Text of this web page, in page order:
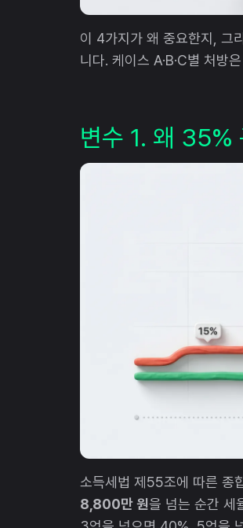
이 4가지가 왜 중요한지, 그
니다. 케이스 A·B·C별 처방
변수 1. 왜 35%
소득세법 제55조에 따른 종
8,800만 원을 넘는 순간 세